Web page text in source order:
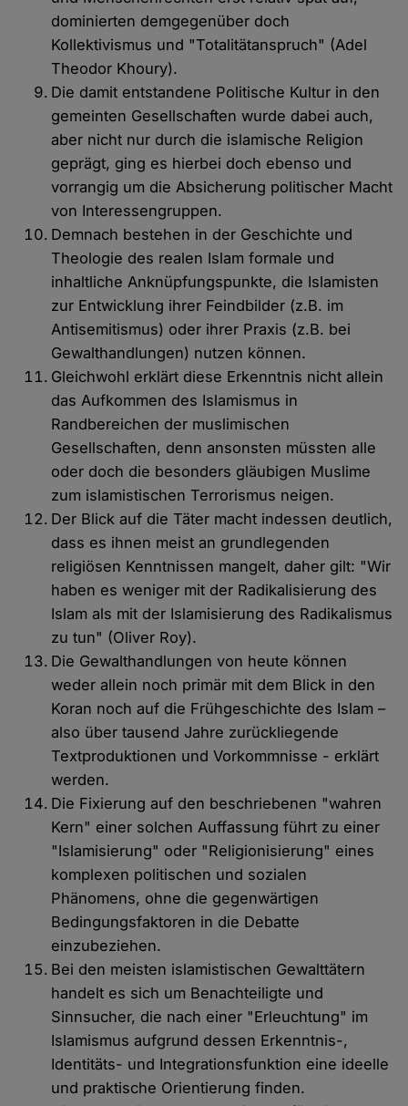
dominierten demgegenüber doch
Kollektivismus und "Totalitätanspruch" (Adel
Theodor Khoury).
Die damit entstandene Politische Kultur in den
gemeinten Gesellschaften wurde dabei auch,
aber nicht nur durch die islamische Religion
geprägt, ging es hierbei doch ebenso und
vorrangig um die Absicherung politischer Macht
von Interessengruppen.
Demnach bestehen in der Geschichte und
Theologie des realen Islam formale und
inhaltliche Anknüpfungspunkte, die Islamisten
zur Entwicklung ihrer Feindbilder (z.B. im
Antisemitismus) oder ihrer Praxis (z.B. bei
Gewalthandlungen) nutzen können.
Gleichwohl erklärt diese Erkenntnis nicht allein
das Aufkommen des Islamismus in
Randbereichen der muslimischen
Gesellschaften, denn ansonsten müssten alle
oder doch die besonders gläubigen Muslime
zum islamistischen Terrorismus neigen.
Der Blick auf die Täter macht indessen deutlich,
dass es ihnen meist an grundlegenden
religiösen Kenntnissen mangelt, daher gilt: "Wir
haben es weniger mit der Radikalisierung des
Islam als mit der Islamisierung des Radikalismus
zu tun" (Oliver Roy).
Die Gewalthandlungen von heute können
weder allein noch primär mit dem Blick in den
Koran noch auf die Frühgeschichte des Islam –
also über tausend Jahre zurückliegende
Textproduktionen und Vorkommnisse - erklärt
werden.
Die Fixierung auf den beschriebenen "wahren
Kern" einer solchen Auffassung führt zu einer
"Islamisierung" oder "Religionisierung" eines
komplexen politischen und sozialen
Phänomens, ohne die gegenwärtigen
Bedingungsfaktoren in die Debatte
einzubeziehen.
Bei den meisten islamistischen Gewalttätern
handelt es sich um Benachteiligte und
Sinnsucher, die nach einer "Erleuchtung" im
Islamismus aufgrund dessen Erkenntnis-,
Identitäts- und Integrationsfunktion eine ideelle
und praktische Orientierung finden.